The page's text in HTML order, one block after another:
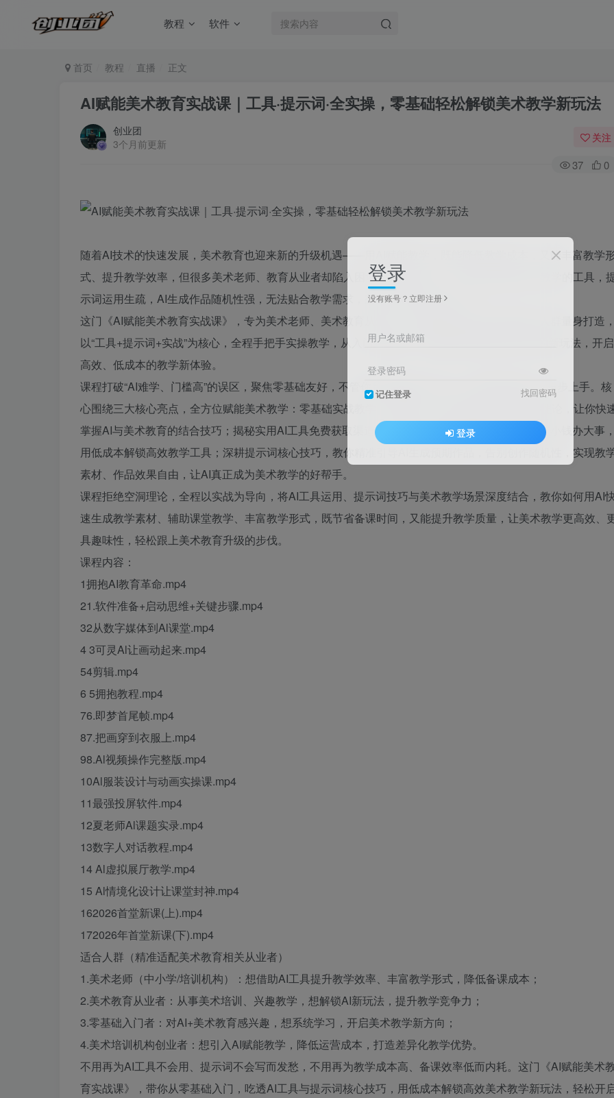
教程 软件
首页 教程 直播 正文
AI赋能美术教育实战课｜工具·提示词·全实操，零基础轻松解锁美术教学新玩法
创业团
3个月前更新
关注
37 0
随着AI技术的快速发展，美术教育也迎来新的升级机遇——用AI赋能教学，既能降低教学成本，又能丰富教学
式、提升教学效率，但很多美术老师、教育从业者却陷入困境：不懂AI工具、不会筛选适配美术教学的工具，
示词运用生疏，AI生成作品随机性强，无法贴合教学需求，想尝试却不知从何下手。
这门《AI赋能美术教育实战课》，专为美术老师、美术教育从业者、零基础想涉足AI美术教育的人群量身打造，
以“工具+提示词+实战”为核心，全程手把手实操教学，从入门到精通，轻松解锁AI赋能美术教学的新玩法，开启
高效、低成本的教学新体验。
课程打破“AI难学、门槛高”的误区，聚焦零基础友好，不管你是否接触过AI工具，都能跟着课程一步步上手。核
心围绕三大核心亮点，全方位赋能美术教学：零基础实战教学，拆解每一个操作步骤，避开复杂理论，让你快
掌握AI与美术教育的结合技巧；揭秘实用AI工具免费获取渠道，传授工具筛选与搭配秘籍，教你花小钱办大事，
用低成本解锁高效教学工具；深耕提示词核心技巧，教你精准引导AI生成预期作品，告别创作随机性，实现教
素材、作品效果自由，让AI真正成为美术教学的好帮手。
课程拒绝空洞理论，全程以实战为导向，将AI工具运用、提示词技巧与美术教学场景深度结合，教你如何用AI
速生成教学素材、辅助课堂教学、丰富教学形式，既节省备课时间，又能提升教学质量，让美术教学更高效、
具趣味性，轻松跟上美术教育升级的步伐。
课程内容：
1拥抱AI教育革命.mp4
21.软件准备+启动思维+关键步骤.mp4
32从数字媒体到Al课堂.mp4
4 3可灵Al让画动起来.mp4
54剪辑.mp4
6 5拥抱教程.mp4
76.即梦首尾帧.mp4
87.把画穿到衣服上.mp4
98.Al视频操作完整版.mp4
10Al服装设计与动画实操课.mp4
11最强投屏软件.mp4
12夏老师Al课题实录.mp4
13数字人对话教程.mp4
14 Al虚拟展厅教学.mp4
15 Al情境化设计让课堂封神.mp4
162026首堂新课(上).mp4
172026年首堂新课(下).mp4
适合人群（精准适配美术教育相关从业者）
1.美术老师（中小学/培训机构）：想借助AI工具提升教学效率、丰富教学形式，降低备课成本；
2.美术教育从业者：从事美术培训、兴趣教学，想解锁AI新玩法，提升教学竞争力；
3.零基础入门者：对AI+美术教育感兴趣，想系统学习，开启美术教学新方向；
4.美术培训机构创业者：想引入AI赋能教学，降低运营成本，打造差异化教学优势。
不用再为AI工具不会用、提示词不会写而发愁，不用再为教学成本高、备课效率低而内耗。这门《AI赋能美术
育实战课》，带你从零基础入门，吃透AI工具与提示词核心技巧，用低成本解锁高效美术教学新玩法，轻松开
登录
没有账号？立即注册
用户名或邮箱
登录密码
记住登录 找回密码
登录